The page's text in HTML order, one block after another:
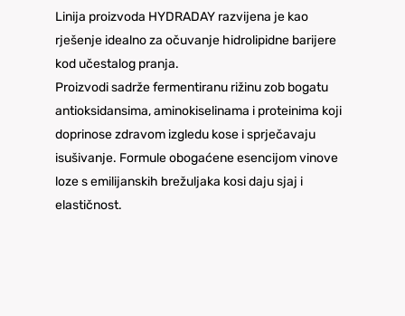
Linija proizvoda HYDRADAY razvijena je kao
rješenje idealno za očuvanje hidrolipidne barijere
kod učestalog pranja.
Proizvodi sadrže fermentiranu rižinu zob bogatu
antioksidansima, aminokiselinama i proteinima koji
doprinose zdravom izgledu kose i sprječavaju
isušivanje. Formule obogaćene esencijom vinove
loze s emilijanskih brežuljaka kosi daju sjaj i
elastičnost.